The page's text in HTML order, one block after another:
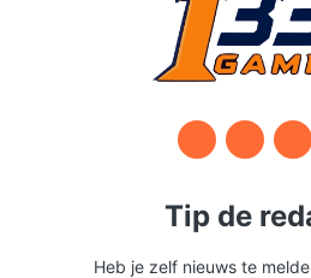
Tip de
Heb je zelf nieuws te